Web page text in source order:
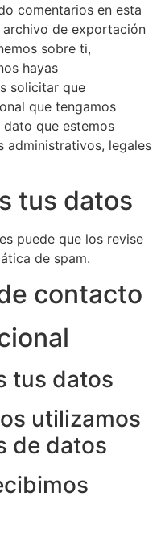
comentarios en esta
de exportación
sobre ti,
hayas
solicitar que
que tengamos
que estemos
administrativos, legales
tus datos
puede que los revise
de spam.
contacto
tus datos
utilizamos
de datos